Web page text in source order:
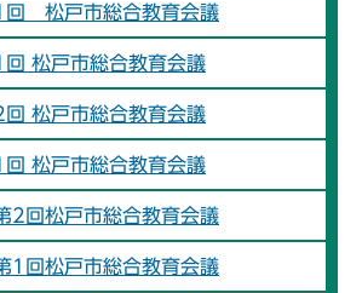
回 松戸市総合教育会議
松戸市総合教育会議
松戸市総合教育会議
松戸市総合教育会議
回松戸市総合教育会議
回松戸市総合教育会議